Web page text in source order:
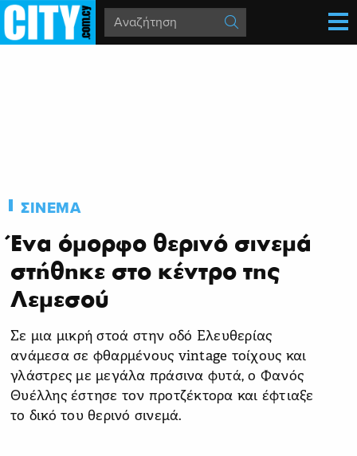
ΣΙΝΕΜΑ
Ένα όμορφο θερινό σινεμά
στήθηκε στο κέντρο της
Λεμεσού
Σε μια μικρή στοά στην οδό Ελευθερίας
ανάμεσα σε φθαρμένους vintage τοίχους και
γλάστρες με μεγάλα πράσινα φυτά, ο Φανός
Θυέλλης έστησε τον προτζέκτορα και έφτιαξε
το δικό του θερινό σινεμά.